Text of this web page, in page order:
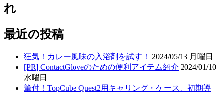
れ
最近の投稿
狂気！カレー風味の入浴剤を試す！
2024/05/13 月曜日
[PR] ContactGloveのための便利アイテム紹介 2024/01/10
水曜日
筆付！TopCube Quest2用キャリング・ケース、初期導